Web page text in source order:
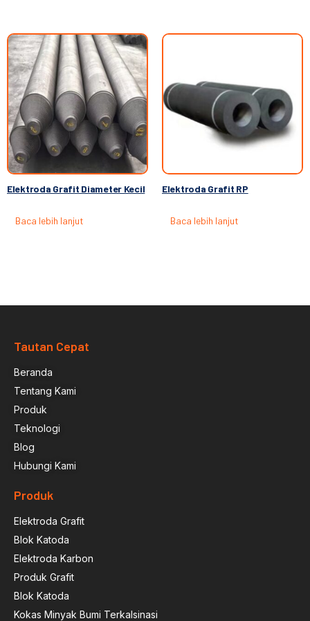
Elektroda Grafit Diameter Kecil
Baca lebih lanjut
Elektroda Grafit RP
Baca lebih lanjut
Tautan Cepat
Beranda
Tentang Kami
Produk
Teknologi
Blog
Hubungi Kami
Produk
Elektroda Grafit
Blok Katoda
Elektroda Karbon
Produk Grafit
Blok Katoda
Kokas Minyak Bumi Terkalsinasi